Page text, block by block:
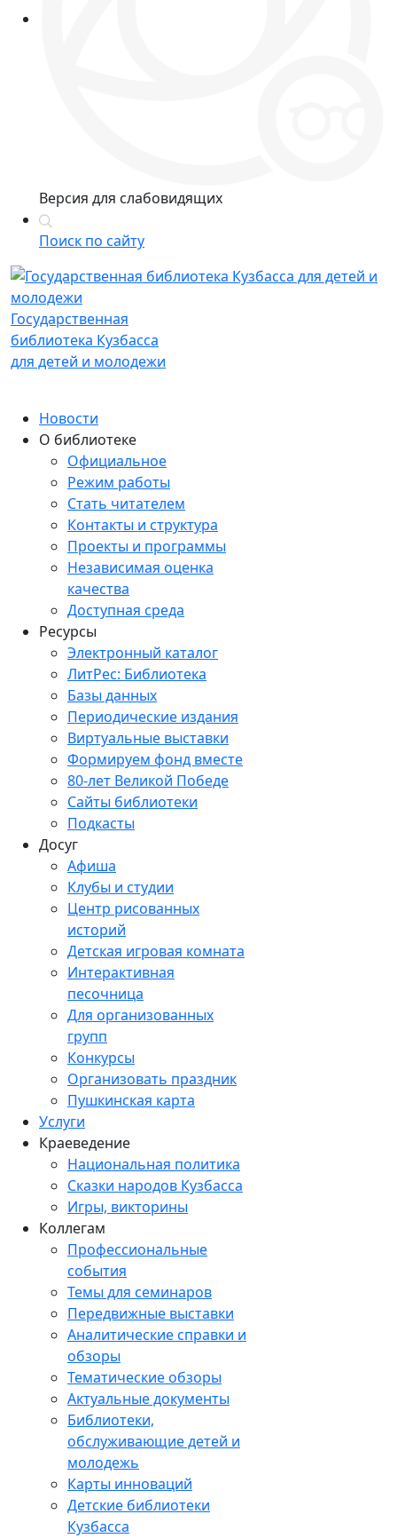
Версия для слабовидящих
Поиск по сайту
Государственная
библиотека Кузбасса
для детей и молодежи
Новости
О библиотеке
Официальное
Режим работы
Стать читателем
Контакты и структура
Проекты и программы
Независимая оценка
качества
Доступная среда
Ресурсы
Электронный каталог
ЛитРес: Библиотека
Базы данных
Периодические издания
Виртуальные выставки
Формируем фонд вместе
80-лет Великой Победе
Сайты библиотеки
Подкасты
Досуг
Афиша
Клубы и студии
Центр рисованных
историй
Детская игровая комната
Интерактивная
песочница
Для организованных
групп
Конкурсы
Организовать праздник
Пушкинская карта
Услуги
Краеведение
Национальная политика
Сказки народов Кузбасса
Игры, викторины
Коллегам
Профессиональные
события
Темы для семинаров
Передвижные выставки
Аналитические справки и
обзоры
Тематические обзоры
Актуальные документы
Библиотеки,
обслуживающие детей и
молодежь
Карты инноваций
Детские библиотеки
Кузбасса